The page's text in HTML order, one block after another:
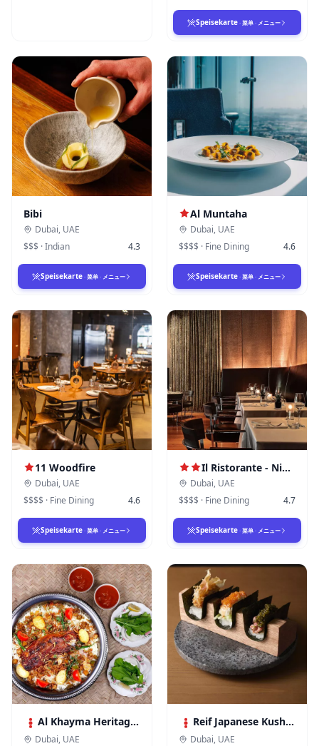
Speisekarte · 菜单 · メニュー
Bibi
Dubai, UAE
$$$ ·Indian 4.3
Speisekarte · 菜单 · メニュー
Al Muntaha
Dubai, UAE
$$$$ · Fine Dining 4.6
Speisekarte · 菜单 · メニュー
11 Woodfire
Dubai, UAE
$$$$ · Fine Dining 4.6
Speisekarte · 菜单 · メニュー
Il Ristorante - Niko Romito
Dubai, UAE
$$$$ · Fine Dining 4.7
Speisekarte · 菜单 · メニュー
Al Khayma Heritage Restaurant
Dubai, UAE
Reif Japanese Kushiyaki
Dubai, UAE